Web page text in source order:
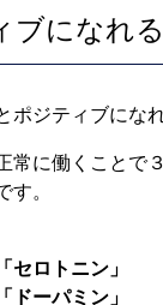
ブになれる
ポジティブになれ
常に働くことで
す。
セロトニン」
ドーパミン」